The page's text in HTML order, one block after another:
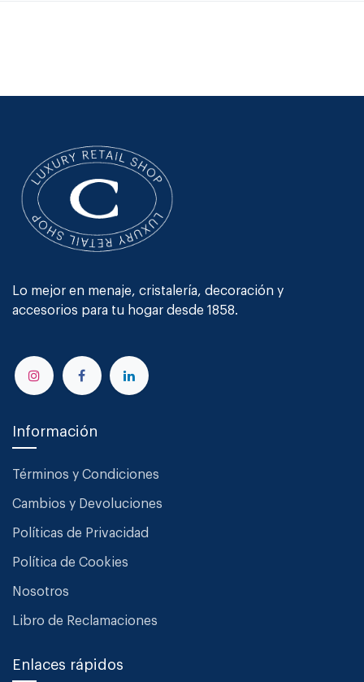
Lo mejor en menaje, cristalería, decoración y
accesorios para tu hogar desde 1858.
Información
Términos y Condiciones
Cambios y Devoluciones
Políticas de Privacidad
Política de Cookies
Nosotros
Libro de Reclamaciones
Enlaces rápidos